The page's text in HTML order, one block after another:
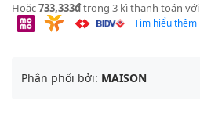
Hoặc733,333₫trong 3 kì thanh toán với
Tìm hiểu thêm
Phân phối bởi: MAISON